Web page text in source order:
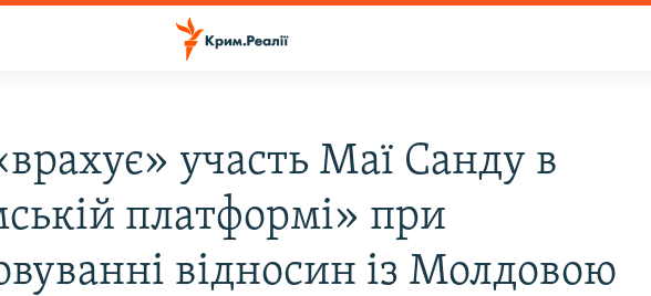
участь Маї Санду в
платформі» при
відносин із Молдовою